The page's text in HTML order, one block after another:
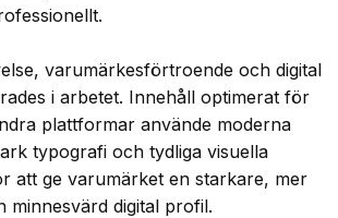
varumärkesförtroende och digital
i arbetet. Innehåll optimerat för
plattformar använde moderna
typografi och tydliga visuella
att ge varumärket en starkare, mer
minnesvärd digital profil.